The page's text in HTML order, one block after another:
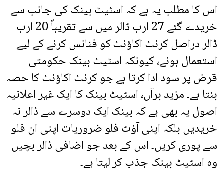
اس کا مطلب یہ ہے کہ اسٹیٹ بینک کی جانب سے
خریدے گئے 27 ارب ڈالر میں سے تقریباً 20 ارب
ڈالر دراصل کرنٹ اکاؤنٹ کو فنانس کرنے کے لیے
استعمال ہوئے، کیونکہ اسٹیٹ بینک حکومتی
قرض پر سود ادا کرتا ہے جو کرنٹ اکاؤنٹ کا حصہ
بنتا ہے۔ مزید برآں، اسٹیٹ بینک کا ایک غیر اعلانیہ
اصول یہ بھی ہے کہ بینک ایک دوسرے سے ڈالر نہ
خریدیں بلکہ اپنی آؤٹ فلو ضروریات اپنی ان فلو
سے پوری کریں۔ اس کے بعد جو اضافی ڈالر بچیں
وہ اسٹیٹ بینک جذب کر لیتا ہے۔